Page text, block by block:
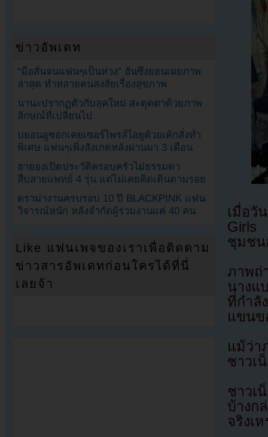
เมื่อ
Girls
ชุมชน
ภาพถ่
นางแ
ที่กำลั
แขนข
แม้ว่า
ชาวเ
ชาวเ
บ้างก
จริงเ
ข่าวอัพเดท
“มือสั่นจนแฟนๆเป็นห่วง” ฮันซึงยอนเผยภาพ
ล่าสุด ทำหลายคนสงสัยเรื่องสุขภาพ
นานะปรากฏตัวกับลุคใหม่ สะดุดตาด้วยภาพ
ลักษณ์ที่เปลี่ยนไป
บยอนอูซอกเคยเซอร์ไพรส์ไอยูด้วยเค้กสั่งทำ
พิเศษ แฟนๆเพิ่งสังเกตหลังผ่านมา 3 เดือน
ฮายองเปิดประวัติครอบครัวไม่ธรรมดา
สืบสายแพทย์ 4 รุ่น แต่ไม่เคยคิดเดินตามรอย
ดราม่างานครบรอบ 10 ปี BLACKPINK แฟน
วิจารณ์หนัก หลังจำกัดผู้ร่วมงานแค่ 40 คน
Like แฟนเพจของเราเพื่อติดตาม
ข่าวสารอัพเดทก่อนใครได้ที่นี่
เลยจ้า